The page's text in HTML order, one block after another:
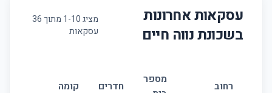
עסקאות אחרונות
בשכונתנווה חיים
מציג 1-10 מתוך36
עסקאות
רחוב
מספר
חדרים קומה